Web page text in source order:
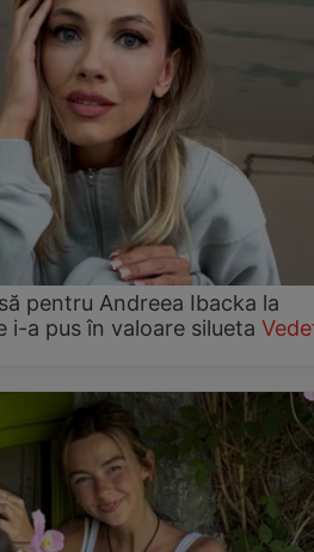
pentru Andreea Ibacka la
i-a pus în valoare silueta